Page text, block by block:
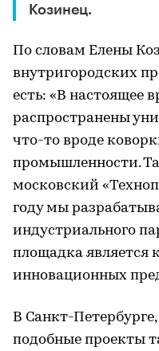
Козинец.
По словам Елены
внутригородских
есть: «В настоящее
распространены
что-то вроде
промышленности.
московский
году мы
индустриального
площадка
инновационных
В Санкт-
подобные проекты